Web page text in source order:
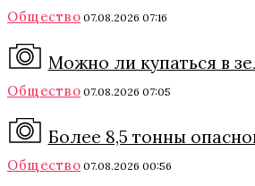
Общество 07.08.2026 07:16
Можно ли купаться в
Общество 07.08.2026 07:05
Более 8,5 тонны
Общество 07.08.2026 00:56